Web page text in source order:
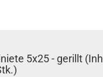
5x25 - gerillt